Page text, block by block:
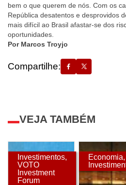
bem o que querem de nós. Com os
República desatentos e desprovidos
mais difícil ao Brasil afastar-se dos
oportunidades.
Por Marcos Troyjo
Compartilhe:
VEJA TAMBÉM
Investimentos,
VOTO
Investment
Forum
Economia,